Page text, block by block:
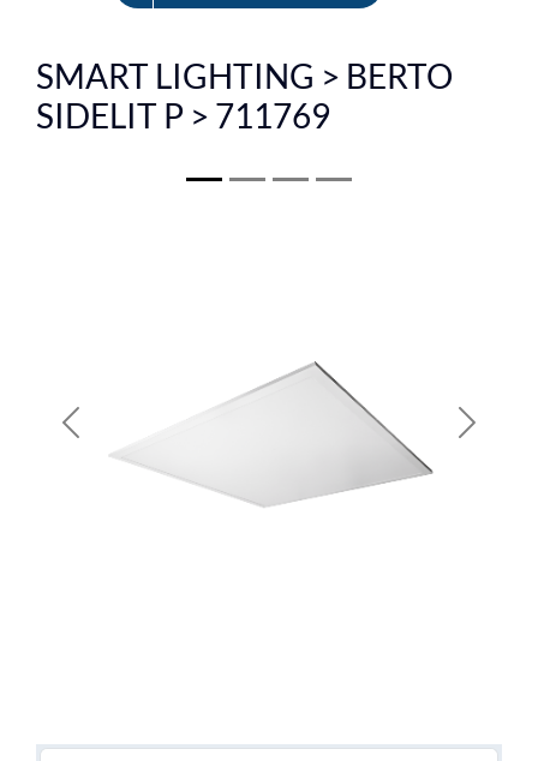
EN
SMART LIGHTING > BERTO
SIDELIT P > 711769
Previous Next